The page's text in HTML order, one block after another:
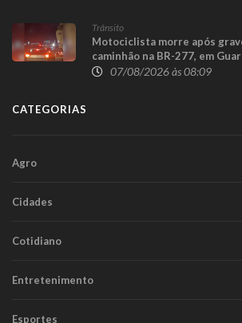
Trânsito
Motociclista morre após
caminhão na BR-277, em
07/08/2026 às 08:09
CATEGORIAS
Agro
Cidades
Cotidiano
Entretenimento
Esportes